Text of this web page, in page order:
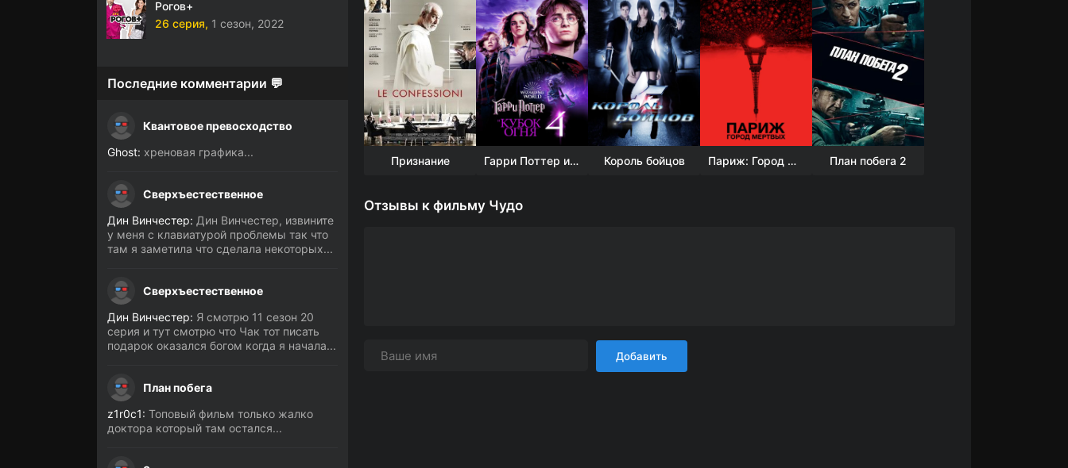
Признание Гарри Поттер и Кубок огня Король бойцов Париж: Город мёртвых План побега 2
Отзывы к фильму Чудо
Добавить
Рогов+
26 серия, 1 сезон, 2022
Последние комментарии 💬
Квантовое превосходство
Ghost: хреновая графика...
Сверхъестественное
Дин Винчестер: Дин Винчестер, извините
у меня с клавиатурой проблемы так что
там я заметила что сделала некоторых...
Сверхъестественное
Дин Винчестер: Я смотрю 11 сезон 20
серия и тут смотрю что Чак тот писать
подарок оказался богом когда я начала...
План побега
z1r0c1: Топовый фильм только жалко
доктора который там остался...